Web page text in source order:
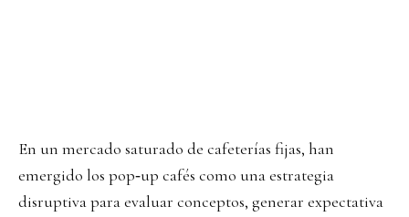
En un mercado saturado de cafeterías fijas, han
emergido los pop‑up cafés como una estrategia
disruptiva para evaluar conceptos, generar expectativa